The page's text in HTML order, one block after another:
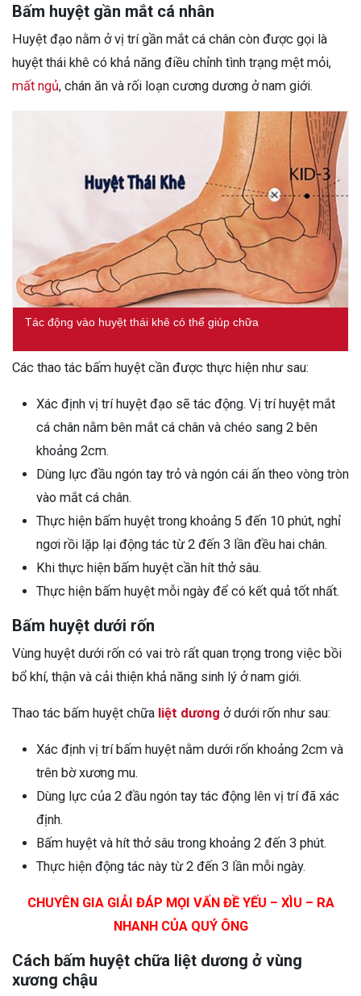
Bấm huyệt gần mắt cá nhân
Huyệt đạo nằm ở vị trí gần mắt cá chân còn được gọi là
huyệt thái khê có khả năng điều chỉnh tình trạng mệt mỏi,
mất ngủ, chán ăn và rối loạn cương dương ở nam giới.
Tác động vào huyệt thái khê có thể giúp chữa
Các thao tác bấm huyệt cần được thực hiện như sau:
Xác định vị trí huyệt đạo sẽ tác động. Vị trí huyệt mắt
cá chân nằm bên mắt cá chân và chéo sang 2 bên
khoảng 2cm.
Dùng lực đầu ngón tay trỏ và ngón cái ấn theo vòng tròn
vào mắt cá chân.
Thực hiện bấm huyệt trong khoảng 5 đến 10 phút, nghỉ
ngơi rồi lặp lại động tác từ 2 đến 3 lần đều hai chân.
Khi thực hiện bấm huyệt cần hít thở sâu.
Thực hiện bấm huyệt mỗi ngày để có kết quả tốt nhất.
Bấm huyệt dưới rốn
Vùng huyệt dưới rốn có vai trò rất quan trọng trong việc bồi
bổ khí, thận và cải thiện khả năng sinh lý ở nam giới.
Thao tác bấm huyệt chữa liệt dương ở dưới rốn như sau:
Xác định vị trí bấm huyệt nằm dưới rốn khoảng 2cm và
trên bờ xương mu.
Dùng lực của 2 đầu ngón tay tác động lên vị trí đã xác
định.
Bấm huyệt và hít thở sâu trong khoảng 2 đến 3 phút.
Thực hiện động tác này từ 2 đến 3 lần mỗi ngày.
CHUYÊN GIA GIẢI ĐÁP MỌI VẤN ĐỀ YẾU – XÌU – RA
NHANH CỦA QUÝ ÔNG
Cách bấm huyệt chữa liệt dương ở vùng
xương chậu